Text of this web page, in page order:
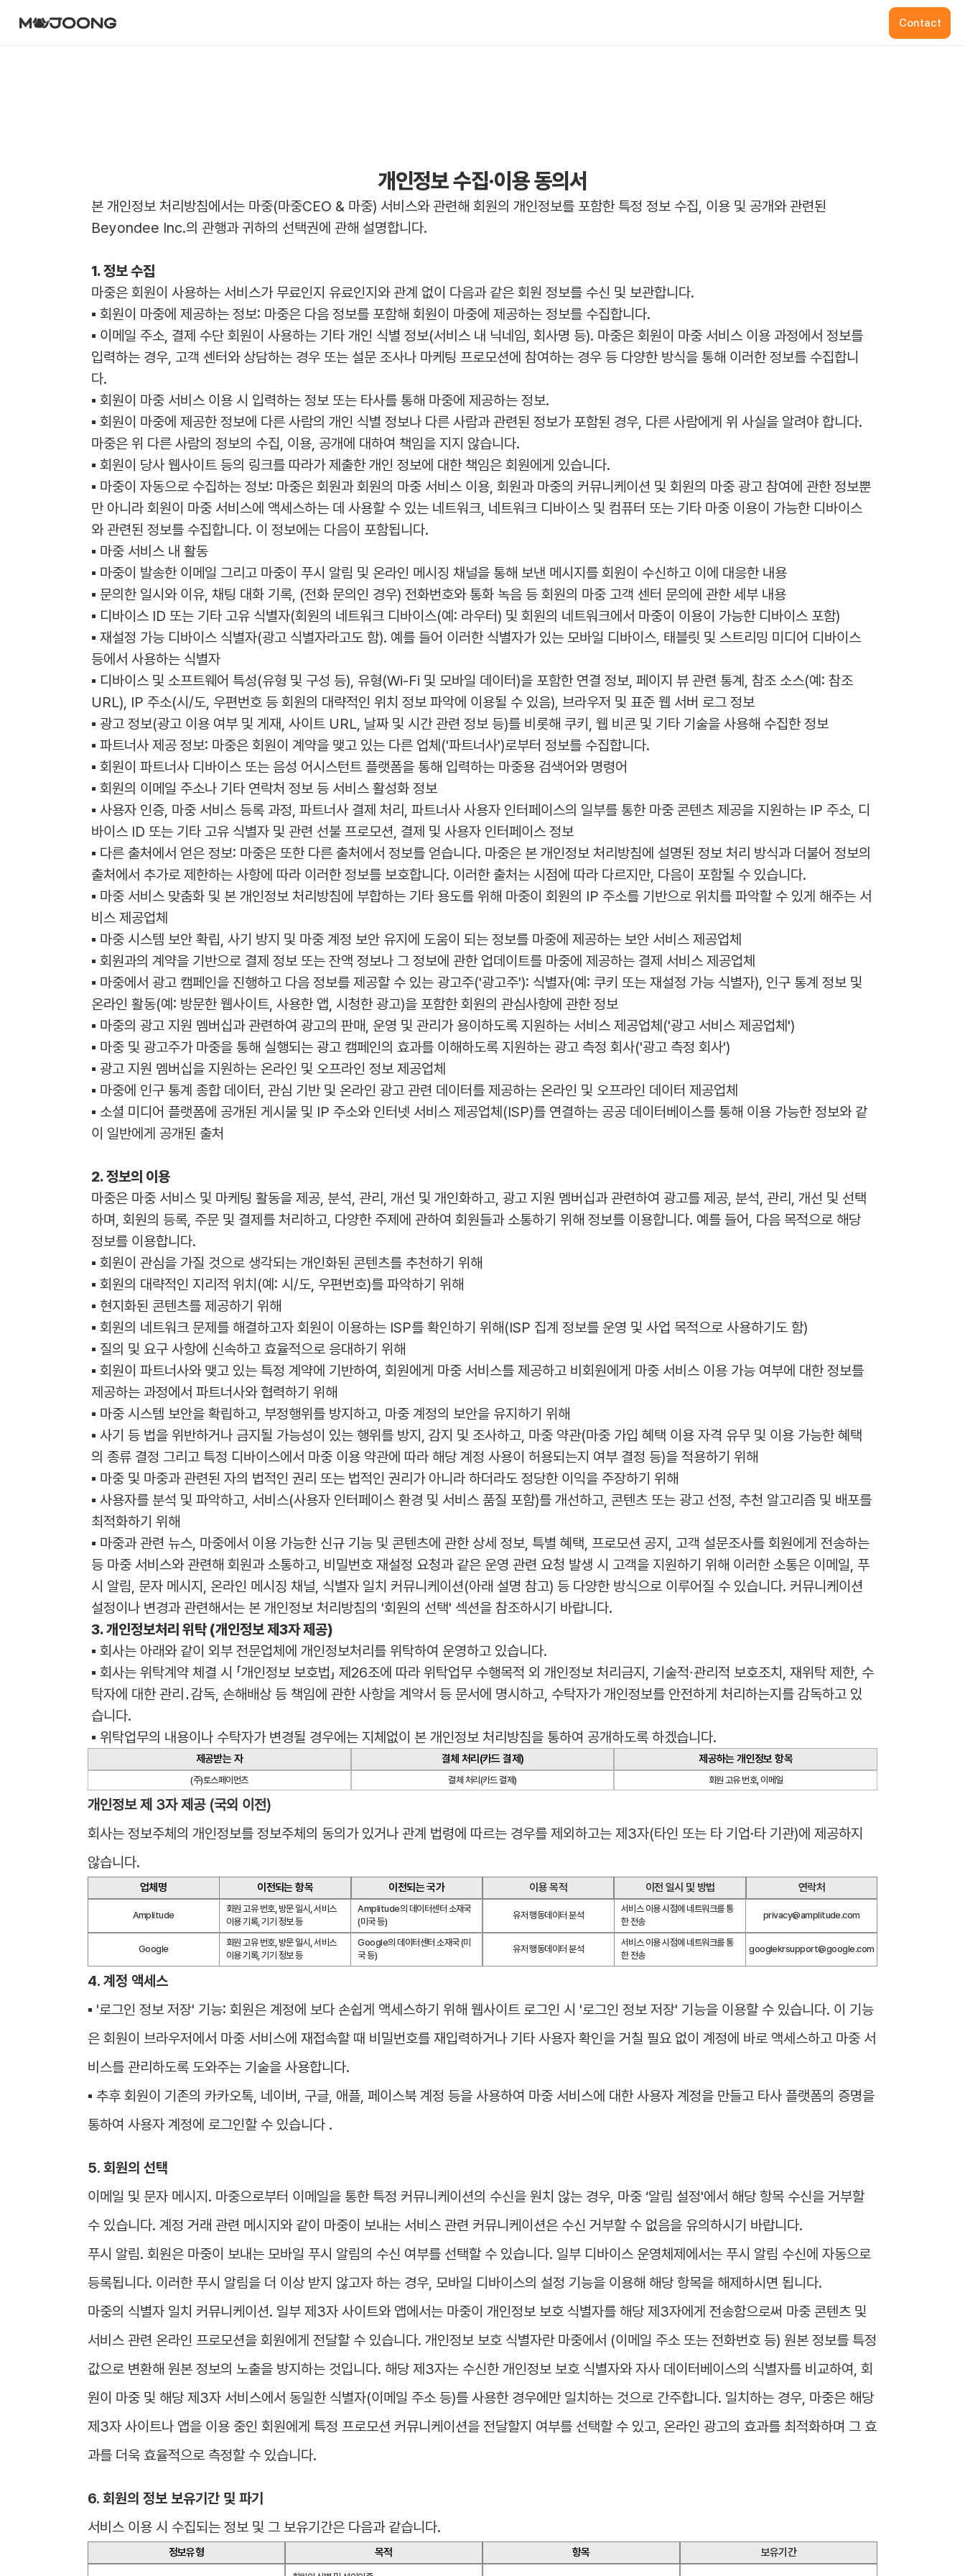
Contact
개인정보 수집·이용 동의서
본 개인정보 처리방침에서는 마중(마중CEO & 마중) 서비스와 관련해 회원의 개인정보를 포함한 특정 정보 수집, 이용 및 공개와 관련된
Beyondee Inc.의 관행과 귀하의 선택권에 관해 설명합니다.
1. 정보 수집
마중은 회원이 사용하는 서비스가 무료인지 유료인지와 관계 없이 다음과 같은 회원 정보를 수신 및 보관합니다.
▪ 회원이 마중에 제공하는 정보: 마중은 다음 정보를 포함해 회원이 마중에 제공하는 정보를 수집합니다.
▪ 이메일 주소, 결제 수단 회원이 사용하는 기타 개인 식별 정보(서비스 내 닉네임, 회사명 등). 마중은 회원이 마중 서비스 이용 과정에서 정보를
입력하는 경우, 고객 센터와 상담하는 경우 또는 설문 조사나 마케팅 프로모션에 참여하는 경우 등 다양한 방식을 통해 이러한 정보를 수집합니
다.
▪ 회원이 마중 서비스 이용 시 입력하는 정보 또는 타사를 통해 마중에 제공하는 정보.
▪ 회원이 마중에 제공한 정보에 다른 사람의 개인 식별 정보나 다른 사람과 관련된 정보가 포함된 경우, 다른 사람에게 위 사실을 알려야 합니다.
마중은 위 다른 사람의 정보의 수집, 이용, 공개에 대하여 책임을 지지 않습니다.
▪ 회원이 당사 웹사이트 등의 링크를 따라가 제출한 개인 정보에 대한 책임은 회원에게 있습니다.
▪ 마중이 자동으로 수집하는 정보: 마중은 회원과 회원의 마중 서비스 이용, 회원과 마중의 커뮤니케이션 및 회원의 마중 광고 참여에 관한 정보뿐
만 아니라 회원이 마중 서비스에 액세스하는 데 사용할 수 있는 네트워크, 네트워크 디바이스 및 컴퓨터 또는 기타 마중 이용이 가능한 디바이스
와 관련된 정보를 수집합니다. 이 정보에는 다음이 포함됩니다.
▪ 마중 서비스 내 활동
▪ 마중이 발송한 이메일 그리고 마중이 푸시 알림 및 온라인 메시징 채널을 통해 보낸 메시지를 회원이 수신하고 이에 대응한 내용
▪ 문의한 일시와 이유, 채팅 대화 기록, (전화 문의인 경우) 전화번호와 통화 녹음 등 회원의 마중 고객 센터 문의에 관한 세부 내용
▪ 디바이스 ID 또는 기타 고유 식별자(회원의 네트워크 디바이스(예: 라우터) 및 회원의 네트워크에서 마중이 이용이 가능한 디바이스 포함)
▪ 재설정 가능 디바이스 식별자(광고 식별자라고도 함). 예를 들어 이러한 식별자가 있는 모바일 디바이스, 태블릿 및 스트리밍 미디어 디바이스
등에서 사용하는 식별자
▪ 디바이스 및 소프트웨어 특성(유형 및 구성 등), 유형(Wi-Fi 및 모바일 데이터)을 포함한 연결 정보, 페이지 뷰 관련 통계, 참조 소스(예: 참조
URL), IP 주소(시/도, 우편번호 등 회원의 대략적인 위치 정보 파악에 이용될 수 있음), 브라우저 및 표준 웹 서버 로그 정보
▪ 광고 정보(광고 이용 여부 및 게재, 사이트 URL, 날짜 및 시간 관련 정보 등)를 비롯해 쿠키, 웹 비콘 및 기타 기술을 사용해 수집한 정보
▪ 파트너사 제공 정보: 마중은 회원이 계약을 맺고 있는 다른 업체('파트너사')로부터 정보를 수집합니다.
▪ 회원이 파트너사 디바이스 또는 음성 어시스턴트 플랫폼을 통해 입력하는 마중용 검색어와 명령어
▪ 회원의 이메일 주소나 기타 연락처 정보 등 서비스 활성화 정보
▪ 사용자 인증, 마중 서비스 등록 과정, 파트너사 결제 처리, 파트너사 사용자 인터페이스의 일부를 통한 마중 콘텐츠 제공을 지원하는 IP 주소, 디
바이스 ID 또는 기타 고유 식별자 및 관련 선불 프로모션, 결제 및 사용자 인터페이스 정보
▪ 다른 출처에서 얻은 정보: 마중은 또한 다른 출처에서 정보를 얻습니다. 마중은 본 개인정보 처리방침에 설명된 정보 처리 방식과 더불어 정보의
출처에서 추가로 제한하는 사항에 따라 이러한 정보를 보호합니다. 이러한 출처는 시점에 따라 다르지만, 다음이 포함될 수 있습니다.
▪ 마중 서비스 맞춤화 및 본 개인정보 처리방침에 부합하는 기타 용도를 위해 마중이 회원의 IP 주소를 기반으로 위치를 파악할 수 있게 해주는 서
비스 제공업체
▪ 마중 시스템 보안 확립, 사기 방지 및 마중 계정 보안 유지에 도움이 되는 정보를 마중에 제공하는 보안 서비스 제공업체
▪ 회원과의 계약을 기반으로 결제 정보 또는 잔액 정보나 그 정보에 관한 업데이트를 마중에 제공하는 결제 서비스 제공업체
▪ 마중에서 광고 캠페인을 진행하고 다음 정보를 제공할 수 있는 광고주('광고주'): 식별자(예: 쿠키 또는 재설정 가능 식별자), 인구 통계 정보 및
온라인 활동(예: 방문한 웹사이트, 사용한 앱, 시청한 광고)을 포함한 회원의 관심사항에 관한 정보
▪ 마중의 광고 지원 멤버십과 관련하여 광고의 판매, 운영 및 관리가 용이하도록 지원하는 서비스 제공업체('광고 서비스 제공업체')
▪ 마중 및 광고주가 마중을 통해 실행되는 광고 캠페인의 효과를 이해하도록 지원하는 광고 측정 회사('광고 측정 회사')
▪ 광고 지원 멤버십을 지원하는 온라인 및 오프라인 정보 제공업체
▪ 마중에 인구 통계 종합 데이터, 관심 기반 및 온라인 광고 관련 데이터를 제공하는 온라인 및 오프라인 데이터 제공업체
▪ 소셜 미디어 플랫폼에 공개된 게시물 및 IP 주소와 인터넷 서비스 제공업체(ISP)를 연결하는 공공 데이터베이스를 통해 이용 가능한 정보와 같
이 일반에게 공개된 출처
2. 정보의 이용
마중은 마중 서비스 및 마케팅 활동을 제공, 분석, 관리, 개선 및 개인화하고, 광고 지원 멤버십과 관련하여 광고를 제공, 분석, 관리, 개선 및 선택
하며, 회원의 등록, 주문 및 결제를 처리하고, 다양한 주제에 관하여 회원들과 소통하기 위해 정보를 이용합니다. 예를 들어, 다음 목적으로 해당
정보를 이용합니다.
▪ 회원이 관심을 가질 것으로 생각되는 개인화된 콘텐츠를 추천하기 위해
▪ 회원의 대략적인 지리적 위치(예: 시/도, 우편번호)를 파악하기 위해
▪ 현지화된 콘텐츠를 제공하기 위해
▪ 회원의 네트워크 문제를 해결하고자 회원이 이용하는 ISP를 확인하기 위해(ISP 집계 정보를 운영 및 사업 목적으로 사용하기도 함)
▪ 질의 및 요구 사항에 신속하고 효율적으로 응대하기 위해
▪ 회원이 파트너사와 맺고 있는 특정 계약에 기반하여, 회원에게 마중 서비스를 제공하고 비회원에게 마중 서비스 이용 가능 여부에 대한 정보를
제공하는 과정에서 파트너사와 협력하기 위해
▪ 마중 시스템 보안을 확립하고, 부정행위를 방지하고, 마중 계정의 보안을 유지하기 위해
▪ 사기 등 법을 위반하거나 금지될 가능성이 있는 행위를 방지, 감지 및 조사하고, 마중 약관(마중 가입 혜택 이용 자격 유무 및 이용 가능한 혜택
의 종류 결정 그리고 특정 디바이스에서 마중 이용 약관에 따라 해당 계정 사용이 허용되는지 여부 결정 등)을 적용하기 위해
▪ 마중 및 마중과 관련된 자의 법적인 권리 또는 법적인 권리가 아니라 하더라도 정당한 이익을 주장하기 위해
▪ 사용자를 분석 및 파악하고, 서비스(사용자 인터페이스 환경 및 서비스 품질 포함)를 개선하고, 콘텐츠 또는 광고 선정, 추천 알고리즘 및 배포를
최적화하기 위해
▪ 마중과 관련 뉴스, 마중에서 이용 가능한 신규 기능 및 콘텐츠에 관한 상세 정보, 특별 혜택, 프로모션 공지, 고객 설문조사를 회원에게 전송하는
등 마중 서비스와 관련해 회원과 소통하고, 비밀번호 재설정 요청과 같은 운영 관련 요청 발생 시 고객을 지원하기 위해 이러한 소통은 이메일, 푸
시 알림, 문자 메시지, 온라인 메시징 채널, 식별자 일치 커뮤니케이션(아래 설명 참고) 등 다양한 방식으로 이루어질 수 있습니다. 커뮤니케이션
설정이나 변경과 관련해서는 본 개인정보 처리방침의 '회원의 선택' 섹션을 참조하시기 바랍니다.
3. 개인정보처리 위탁 (개인정보 제3자 제공)
▪ 회사는 아래와 같이 외부 전문업체에 개인정보처리를 위탁하여 운영하고 있습니다.
▪ 회사는 위탁계약 체결 시 「개인정보 보호법」 제26조에 따라 위탁업무 수행목적 외 개인정보 처리금지, 기술적∙관리적 보호조치, 재위탁 제한, 수
탁자에 대한 관리․감독, 손해배상 등 책임에 관한 사항을 계약서 등 문서에 명시하고, 수탁자가 개인정보를 안전하게 처리하는지를 감독하고 있
습니다.
▪ 위탁업무의 내용이나 수탁자가 변경될 경우에는 지체없이 본 개인정보 처리방침을 통하여 공개하도록 하겠습니다.
제공받는 자 결체 처리(카드 결제) 제공하는 개인정보 항목
(주)토스페이먼츠 결체 처리(카드 결제) 회원 고유 번호, 이메일
개인정보 제 3자 제공 (국외 이전)
회사는 정보주체의 개인정보를 정보주체의 동의가 있거나 관계 법령에 따르는 경우를 제외하고는 제3자(타인 또는 타 기업·타 기관)에 제공하지
않습니다.
업체명
Amplitude
Google
이전되는 항목
회원 고유 번호, 방문 일시, 서비스
이용 기록, 기기 정보 등
회원 고유 번호, 방문 일시, 서비스
이용 기록, 기기 정보 등
이전되는 국가
Amplitude의 데이터센터 소재국
(미국 등)
Google의 데이터센터 소재국 (미
국 등)
이용 목적
유저 행동데이터 분석
유저 행동데이터 분석
이전 일시 및 방법
서비스 이용 시점에 네트워크를 통
한 전송
서비스 이용 시점에 네트워크를 통
한 전송
연락처
privacy@amplitude.com
googlekrsupport@google.com
4. 계정 액세스
▪ '로그인 정보 저장' 기능: 회원은 계정에 보다 손쉽게 액세스하기 위해 웹사이트 로그인 시 '로그인 정보 저장' 기능을 이용할 수 있습니다. 이 기능
은 회원이 브라우저에서 마중 서비스에 재접속할 때 비밀번호를 재입력하거나 기타 사용자 확인을 거칠 필요 없이 계정에 바로 액세스하고 마중 서
비스를 관리하도록 도와주는 기술을 사용합니다.
▪ 추후 회원이 기존의 카카오톡, 네이버, 구글, 애플, 페이스북 계정 등을 사용하여 마중 서비스에 대한 사용자 계정을 만들고 타사 플랫폼의 증명을
통하여 사용자 계정에 로그인할 수 있습니다 .
5. 회원의 선택
이메일 및 문자 메시지. 마중으로부터 이메일을 통한 특정 커뮤니케이션의 수신을 원치 않는 경우, 마중 ‘알림 설정'에서 해당 항목 수신을 거부할
수 있습니다. 계정 거래 관련 메시지와 같이 마중이 보내는 서비스 관련 커뮤니케이션은 수신 거부할 수 없음을 유의하시기 바랍니다.
푸시 알림. 회원은 마중이 보내는 모바일 푸시 알림의 수신 여부를 선택할 수 있습니다. 일부 디바이스 운영체제에서는 푸시 알림 수신에 자동으로
등록됩니다. 이러한 푸시 알림을 더 이상 받지 않고자 하는 경우, 모바일 디바이스의 설정 기능을 이용해 해당 항목을 해제하시면 됩니다.
마중의 식별자 일치 커뮤니케이션. 일부 제3자 사이트와 앱에서는 마중이 개인정보 보호 식별자를 해당 제3자에게 전송함으로써 마중 콘텐츠 및
서비스 관련 온라인 프로모션을 회원에게 전달할 수 있습니다. 개인정보 보호 식별자란 마중에서 (이메일 주소 또는 전화번호 등) 원본 정보를 특정
값으로 변환해 원본 정보의 노출을 방지하는 것입니다. 해당 제3자는 수신한 개인정보 보호 식별자와 자사 데이터베이스의 식별자를 비교하여, 회
원이 마중 및 해당 제3자 서비스에서 동일한 식별자(이메일 주소 등)를 사용한 경우에만 일치하는 것으로 간주합니다. 일치하는 경우, 마중은 해당
제3자 사이트나 앱을 이용 중인 회원에게 특정 프로모션 커뮤니케이션을 전달할지 여부를 선택할 수 있고, 온라인 광고의 효과를 최적화하며 그 효
과를 더욱 효율적으로 측정할 수 있습니다.
6. 회원의 정보 보유기간 및 파기
서비스 이용 시 수집되는 정보 및 그 보유기간은 다음과 같습니다.
정보유형 목적 항목 보유기간